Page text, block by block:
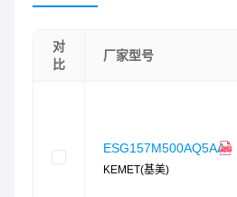
对
比
厂家型号
ESG157M500AQ5AA
KEMET(基美)